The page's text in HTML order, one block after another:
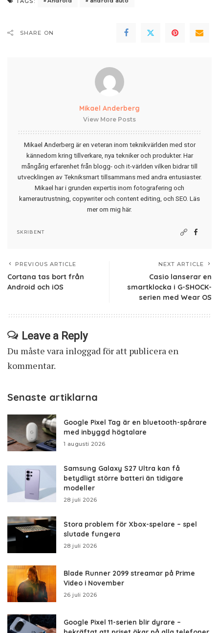
SHARE ON
Mikael Anderberg
View More Posts
Mikael Anderberg är en veteran inom teknikvärlden med stor
kännedom kring tillverkare, nya tekniker och produkter. Har
mångårig erfarenhet från blogg- och it-världen vilken bidrar till
utvecklingen av Tekniksmart tillsammans med andra entusiaster.
Mikael har i grunden expertis inom fotografering och
kamerautrustning, copywriter och content editing, och SEO. Läs
mer om mig här.
SKRIBENT
PREVIOUS ARTICLE
Cortana tas bort från
Android och iOS
NEXT ARTICLE
Casio lanserar en
smartklocka i G-SHOCK-
serien med Wear OS
Leave a Reply
Du måste vara inloggad för att publicera en
kommentar.
Senaste artiklarna
Google Pixel Tag är en bluetooth-spårare
med inbyggd högtalare
1 augusti 2026
Samsung Galaxy S27 Ultra kan få
betydligt större batteri än tidigare
modeller
28 juli 2026
Stora problem för Xbox-spelare – spel
slutade fungera
28 juli 2026
Blade Runner 2099 streamar på Prime
Video i November
26 juli 2026
Google Pixel 11-serien blir dyrare –